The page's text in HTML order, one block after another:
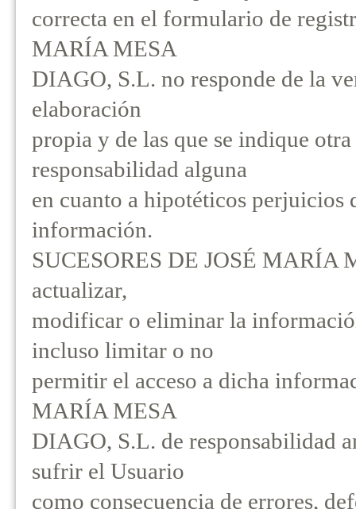
correcta en el formulario de
MARÍA MESA
DIAGO, S.L. no responde de la
elaboración
propia y de las que se indique
responsabilidad alguna
en cuanto a hipotéticos perjuicios
información.
SUCESORES DE JOSÉ MARÍA
actualizar,
modificar o eliminar la
incluso limitar o no
permitir el acceso a dicha
MARÍA MESA
DIAGO, S.L. de responsabilidad
sufrir el Usuario
como consecuencia de errores,